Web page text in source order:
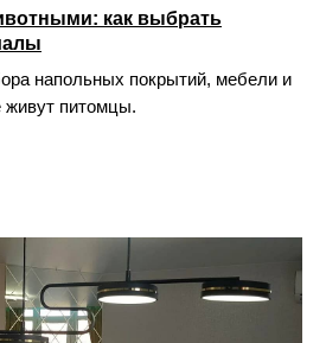
как выбрать
напольных покрытий, мебели и
живут питомцы.